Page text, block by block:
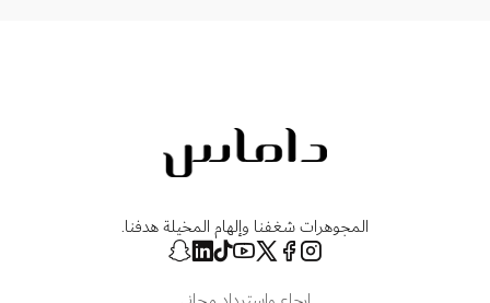
المجوهرات شغفنا وإلهام المخيلة هدفنا.